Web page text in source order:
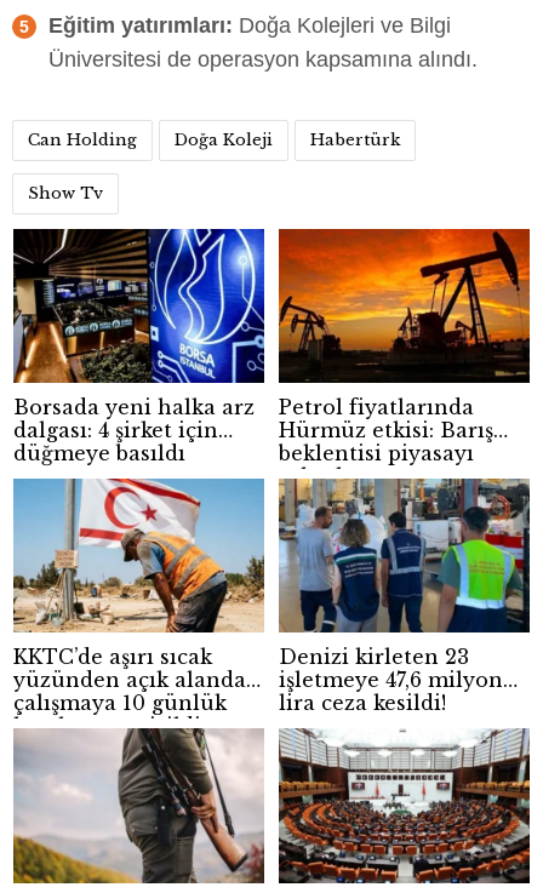
Eğitim yatırımları: Doğa Kolejleri ve Bilgi
Üniversitesi de operasyon kapsamına alındı.
Can Holding Doğa Koleji Habertürk
Show Tv
Borsada yeni halka arz
dalgası: 4 şirket için
düğmeye basıldı
Petrol fiyatlarında
Hürmüz etkisi: Barış
beklentisi piyasayı
rahatlattı
KKTC’de aşırı sıcak
yüzünden açık alanda
çalışmaya 10 günlük
kısıtlama getirildi
Denizi kirleten 23
işletmeye 47,6 milyon
lira ceza kesildi!